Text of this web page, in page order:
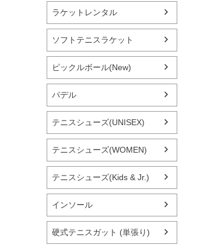
ラケットレンタル
ソフトテニスラケット
ピックルボール(New)
パデル
テニスシューズ(UNISEX)
テニスシューズ(WOMEN)
テニスシューズ(Kids & Jr.)
インソール
硬式テニスガット (単張り)